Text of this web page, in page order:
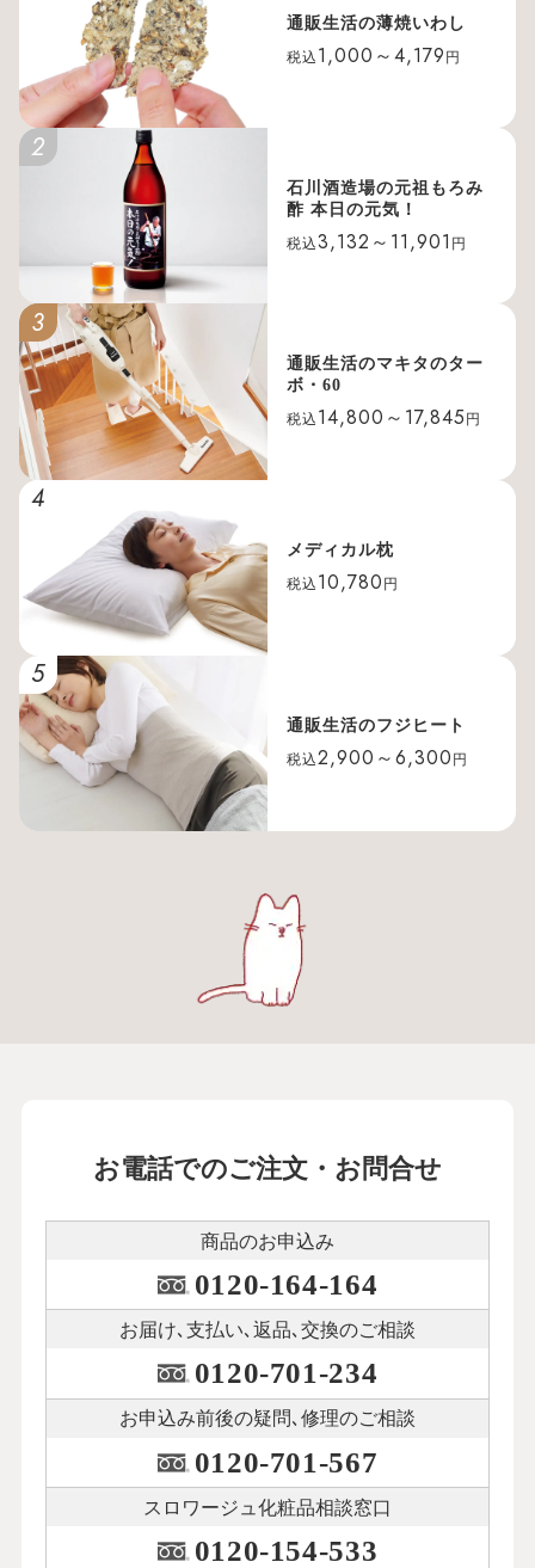
通販生活の薄焼いわし
税込 1,000～4,179 円
2
石川酒造場の元祖もろみ
酢 本日の元気！
税込3,132～11,901 円
3
通販生活のマキタのター
ボ・60
税込 14,800～17,845 円
4
メディカル枕
税込 10,780 円
5
通販生活のフジヒート
税込2,900～6,300 円
お電話でのご注文・お問合せ
商品のお申込み
0120-164-164
お届け､支払い､ 返品､交換のご相談
0120-701-234
お申込み前後の疑問､修理のご相談
0120-701-567
スロワージュ化粧品相談窓口
0120-154-533